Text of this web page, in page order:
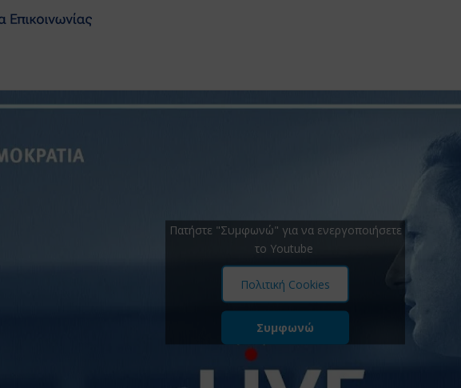
Πατήστε "Συμφωνώ" για να ενεργοποιήσετε
το Youtube
Πολιτική Cookies
Συμφωνώ